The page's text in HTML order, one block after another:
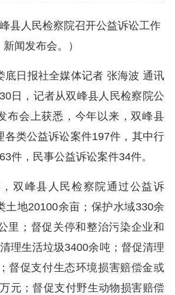
县人民检察院召开公益诉讼工作
新闻发布会。）
底日报社全媒体记者 张海波 通讯
日，记者从双峰县人民检察院公
布会上获悉，今年以来，双峰县
各类公益诉讼案件197件，其中行
件，民事公益诉讼案件34件。
双峰县人民检察院通过公益诉
土地20100余亩；保护水域330余
里；督促关停和整治污染企业和
理生活垃圾3400余吨；督促清理
督促支付生态环境损害赔偿金或
元；督促支付野生动物损害赔偿